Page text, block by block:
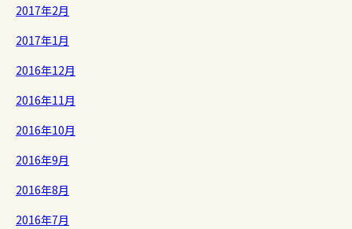
2017年2月
2017年1月
2016年12月
2016年11月
2016年10月
2016年9月
2016年8月
2016年7月